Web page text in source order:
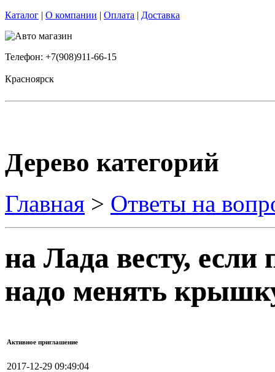
Каталог | О компании | Оплата | Доставка
Телефон: +7(908)911-66-15
Красноярск
Дерево категорий
Главная > Ответы на
на Лада весту, если
надо менять
Активное приглашение
2017-12-29 09:49:04